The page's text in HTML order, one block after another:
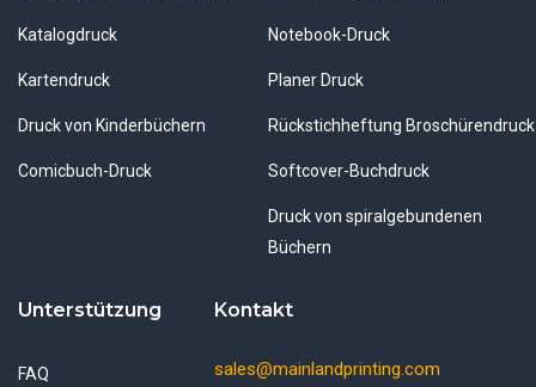
Katalogdruck
Kartendruck
Druck von Kinderbüchern
Comicbuch-Druck
Notebook-Druck
Planer Druck
Rückstichheftung Broschürendruck
Softcover-Buchdruck
Druck von spiralgebundenen
Büchern
Unterstützung
FAQ
Kontakt
sales@mainlandprinting.com